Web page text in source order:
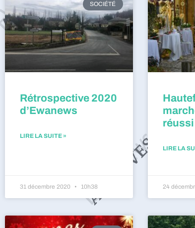
SOCIÉTÉ
Rétrospective 2020
d’Ewanews
LIRE LA SUITE »
31 décembre 2020 10h38
réussi
LIRE LA
24